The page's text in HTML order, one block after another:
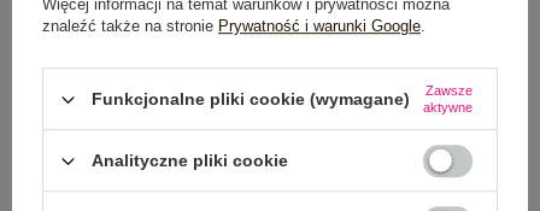
Więcej informacji na temat warunków i prywatności można
znaleźć także na stronie Prywatność i warunki Google.
Funkcjonalne pliki cookie (wymagane)
Zawsze
aktywne
Analityczne pliki cookie